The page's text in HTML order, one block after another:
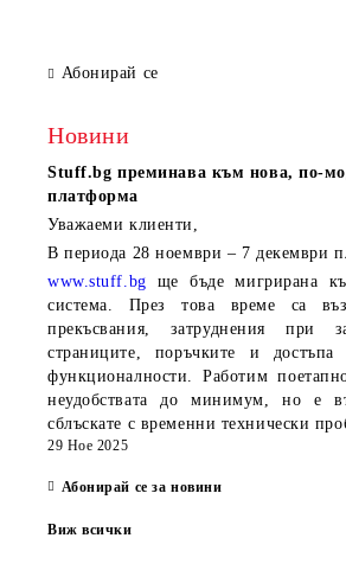
Абонирай се
Новини
Stuff.bg преминава към нова, по-
платформа
Уважаеми клиенти,
В периода 28 ноември – 7 декември
www.stuff.bg ще бъде мигрирана
система. През това време са
прекъсвания, затруднения при
страниците, поръчките и достъпа
функционалности. Работим
неудобствата до минимум, но е
сблъскате с временни технически
29 Ное 2025
Абонирай се за новини
Виж всички